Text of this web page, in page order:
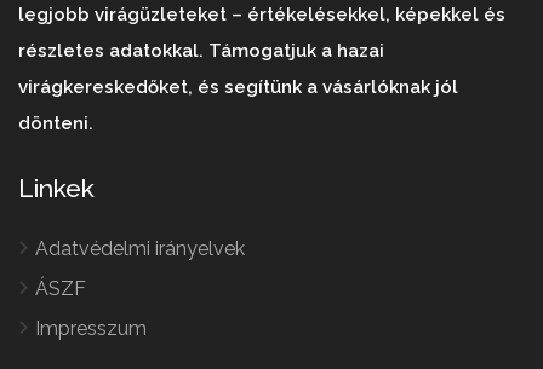
legjobb virágüzleteket – értékelésekkel, képekkel és
részletes adatokkal. Támogatjuk a hazai
virágkereskedőket, és segítünk a vásárlóknak jól
dönteni.
Linkek
Adatvédelmi irányelvek
ÁSZF
Impresszum